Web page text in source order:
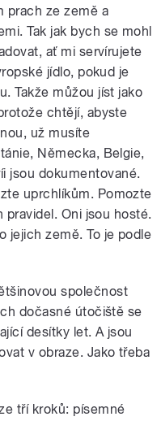
prach ze země a
Tak jak bych se mohl
ať mi servírujete
jídlo, pokud je
Takže můžou jíst jako
chtějí, abyste
už musíte
Německa, Belgie,
jsou dokumentované.
uprchlíkům. Pomozte
pravidel. Oni jsou hosté.
jejich země. To je podle
společnost
dočasné útočiště se
desítky let. A jsou
v obraze. Jako třeba
tří kroků: písemné